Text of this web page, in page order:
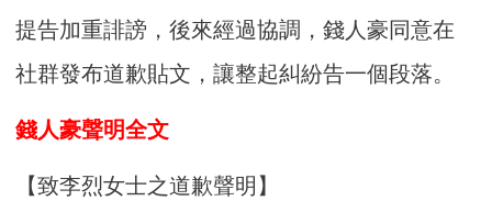
提告加重誹謗，後來經過協調，錢人豪同意在
社群發布道歉貼文，讓整起糾紛告一個段落。
錢人豪聲明全文
【致李烈女士之道歉聲明】